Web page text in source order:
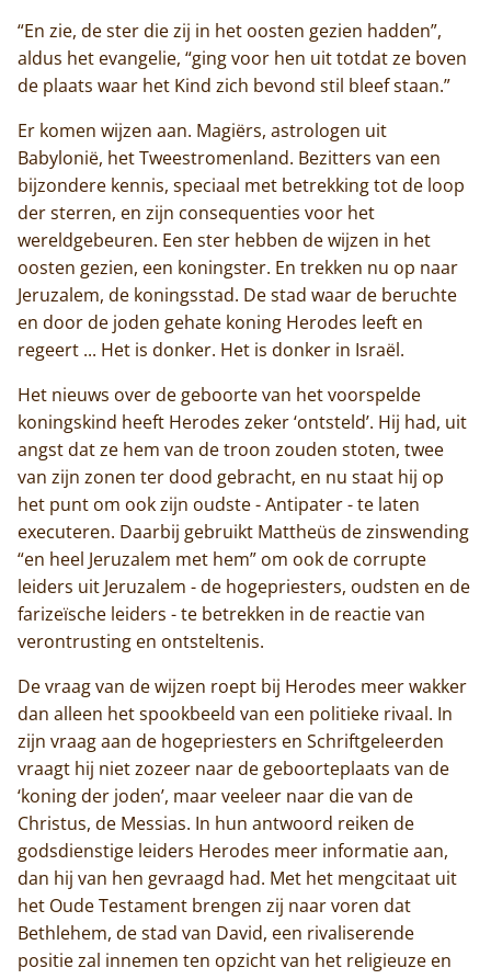
Home
“En zie, de ster die zij in het oosten gezien hadden”,
aldus het evangelie, “ging voor hen uit totdat ze boven
de plaats waar het Kind zich bevond stil bleef staan.”
Er komen wijzen aan. Magiërs, astrologen uit
Babylonië, het Tweestromenland. Bezitters van een
bijzondere kennis, speciaal met betrekking tot de loop
der sterren, en zijn consequenties voor het
wereldgebeuren. Een ster hebben de wijzen in het
oosten gezien, een koningster. En trekken nu op naar
Jeruzalem, de koningsstad. De stad waar de beruchte
en door de joden gehate koning Herodes leeft en
regeert ... Het is donker. Het is donker in Israël.
Het nieuws over de geboorte van het voorspelde
koningskind heeft Herodes zeker ‘ontsteld’. Hij had, uit
angst dat ze hem van de troon zouden stoten, twee
van zijn zonen ter dood gebracht, en nu staat hij op
het punt om ook zijn oudste - Antipater - te laten
executeren. Daarbij gebruikt Mattheüs de zinswending
“en heel Jeruzalem met hem” om ook de corrupte
leiders uit Jeruzalem - de hogepriesters, oudsten en de
farizeïsche leiders - te betrekken in de reactie van
verontrusting en ontsteltenis.
De vraag van de wijzen roept bij Herodes meer wakker
dan alleen het spookbeeld van een politieke rivaal. In
zijn vraag aan de hogepriesters en Schriftgeleerden
vraagt hij niet zozeer naar de geboorteplaats van de
‘koning der joden’, maar veeleer naar die van de
Christus, de Messias. In hun antwoord reiken de
godsdienstige leiders Herodes meer informatie aan,
dan hij van hen gevraagd had. Met het mengcitaat uit
het Oude Testament brengen zij naar voren dat
Bethlehem, de stad van David, een rivaliserende
positie zal innemen ten opzicht van het religieuze en